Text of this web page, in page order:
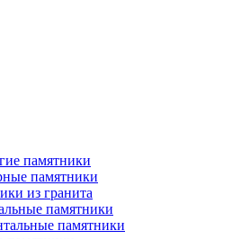
памятники
памятники
из гранита
памятники
памятники